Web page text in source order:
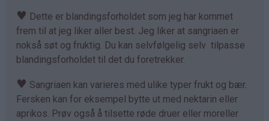
♥ Dette er blandingsforholdet som jeg har kommet
frem til at jeg liker aller best. Jeg liker at sangriaen er
nokså søt og fruktig. Du kan selvfølgelig selv tilpasse
blandingsforholdet til det du foretrekker.
♥ Sangriaen kan varieres med ulike typer frukt og bær.
Fersken kan for eksempel bytte ut med nektarin eller
aprikos. Prøv også å tilsette røde druer eller moreller